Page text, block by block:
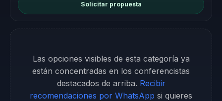
Solicitar propuesta
Las opciones visibles de esta categoría ya
están concentradas en los conferencistas
destacados de arriba. Recibir
recomendaciones por WhatsApp si quieres